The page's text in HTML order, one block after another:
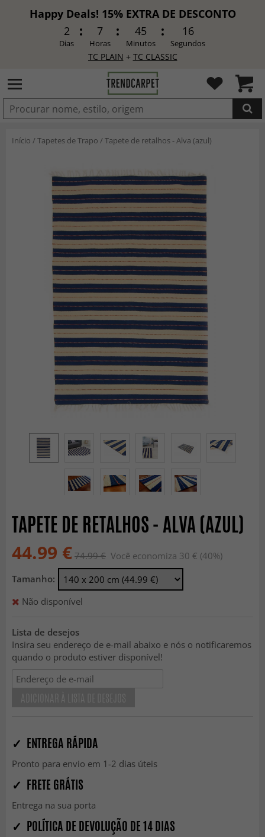
Happy Deals! 15% EXTRA DE DESCONTO
2
Dias
7
Horas
45
Minutos
14
Segundos
TC PLAIN + TC CLASSIC
ADICIONADO
Início /Tapetes de Trapo /Tapete de retalhos - Alva (azul)
TAPETE DE RETALHOS - ALVA (AZUL)
44.99 € 74.99 € Você economiza 30 € (40%)
Tamanho:
Não disponível
Lista de desejos
Insira seu endereço de e-mail abaixo e nós o notificaremos
quando o produto estiver disponível!
✓ ENTREGA RÁPIDA
Pronto para envio em 1-2 dias úteis
✓ FRETE GRÁTIS
Entrega na sua porta
✓ POLÍTICA DE DEVOLUÇÃO DE 14 DIAS